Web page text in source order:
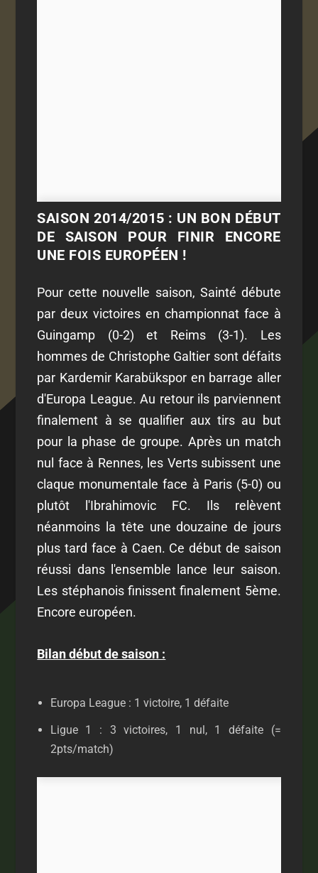
SAISON 2014/2015 : UN BON DÉBUT
DE SAISON POUR FINIR ENCORE
UNE FOIS EUROPÉEN !
Pour cette nouvelle saison, Sainté débute
par deux victoires en championnat face à
Guingamp (0-2) et Reims (3-1). Les
hommes de Christophe Galtier sont défaits
par Kardemir Karabükspor en barrage aller
d'Europa League. Au retour ils parviennent
finalement à se qualifier aux tirs au but
pour la phase de groupe. Après un match
nul face à Rennes, les Verts subissent une
claque monumentale face à Paris (5-0) ou
plutôt l'Ibrahimovic FC. Ils relèvent
néanmoins la tête une douzaine de jours
plus tard face à Caen. Ce début de saison
réussi dans l'ensemble lance leur saison.
Les stéphanois finissent finalement 5ème.
Encore européen.
Bilan début de saison :
Europa League : 1 victoire, 1 défaite
Ligue 1 : 3 victoires, 1 nul, 1 défaite (=
2pts/match)